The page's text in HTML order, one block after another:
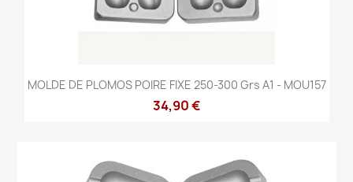
MOLDE DE PLOMOS POIRE FIXE 250-300 Grs A1 - MOU157
34,90 €